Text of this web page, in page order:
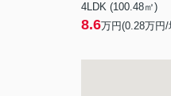
4LDK (100.48㎡)
8.6万円(0.28万円/